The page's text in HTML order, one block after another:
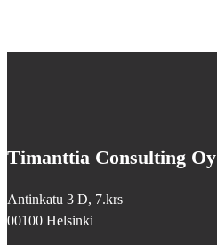
Timanttia Consulting Oy
Antinkatu 3 D, 7.krs
00100 Helsinki